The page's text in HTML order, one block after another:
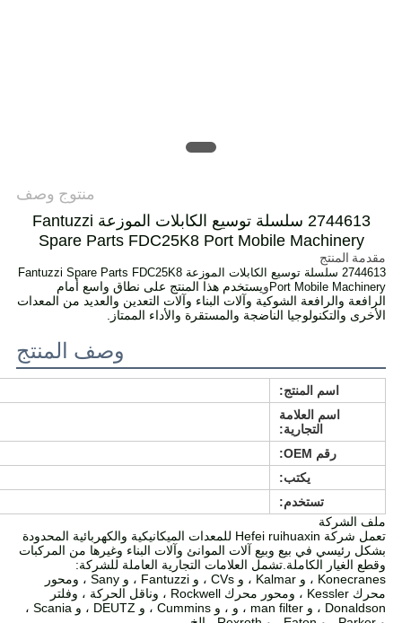
منتوج وصف
2744613 سلسلة توسيع الكابلات الموزعة Fantuzzi
Spare Parts FDC25K8 Port Mobile Machinery
مقدمة المنتج
2744613 سلسلة توسيع الكابلات الموزعة Fantuzzi Spare Parts FDC25K8
Port Mobile Machinery ويستخدم هذا المنتج على نطاق واسع أمام
الرافعة والرافعة الشوكية وآلات البناء وآلات التعدين والعديد من المعدات
الأخرى والتكنولوجيا الناضجة والمستقرة والأداء الممتاز.
وصف المنتج
اسم المنتج:
اسم العلامة
التجارية:
رقم OEM:
يكتب:
تستخدم:
ملف الشركة
تعمل شركة Hefei ruihuaxin للمعدات الميكانيكية والكهربائية المحدودة
بشكل رئيسي في بيع وبيع آلات الموانئ وآلات البناء وغيرها من المركبات
وقطع الغيار الكاملة.تشمل العلامات التجارية العاملة للشركة:
Konecranes ، و Kalmar ، و CVs ، و Fantuzzi ، و Sany ، ومحور
محرك Kessler ، ومحور محرك Rockwell ، وناقل الحركة ، وفلتر
Donaldson ، و man filter ، و ، و Cummins ، و DEUTZ ، و Scania ،